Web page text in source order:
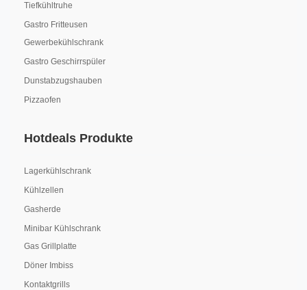
Tiefkühltruhe
Gastro Fritteusen
Gewerbekühlschrank
Gastro Geschirrspüler
Dunstabzugshauben
Pizzaofen
Hotdeals Produkte
Lagerkühlschrank
Kühlzellen
Gasherde
Minibar Kühlschrank
Gas Grillplatte
Döner Imbiss
Kontaktgrills